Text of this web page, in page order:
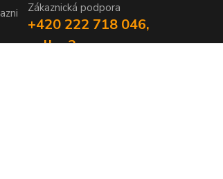
Zákaznická podpora
+420 222 718 046,
volba 3